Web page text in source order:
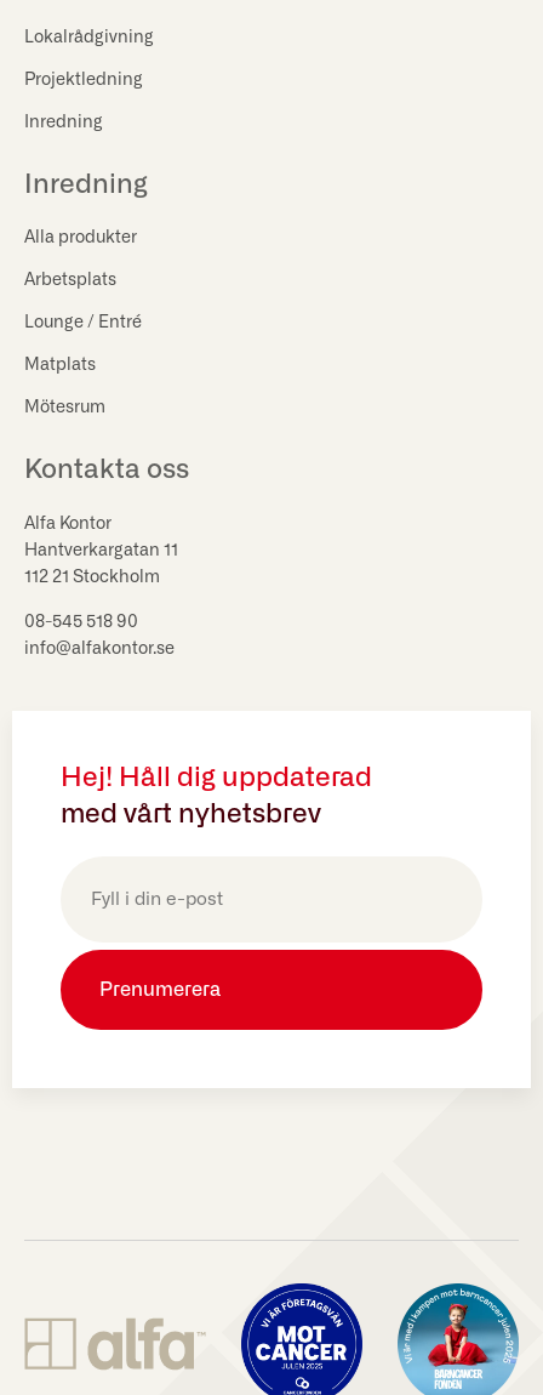
Lokalrådgivning
Projektledning
Inredning
Inredning
Alla produkter
Arbetsplats
Lounge / Entré
Matplats
Mötesrum
Kontakta oss
Alfa Kontor
Hantverkargatan 11
112 21 Stockholm
08-545 518 90
info@alfakontor.se
Hej! Håll dig uppdaterad
med vårt nyhetsbrev
(Obligatoriskt)